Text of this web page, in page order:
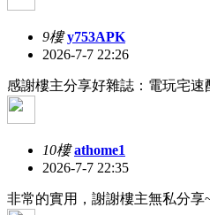
9樓 y753APK
2026-7-7 22:26
感謝樓主分享好雜誌：電玩宅速
10樓 athome1
2026-7-7 22:35
非常的實用，謝謝樓主無私分享